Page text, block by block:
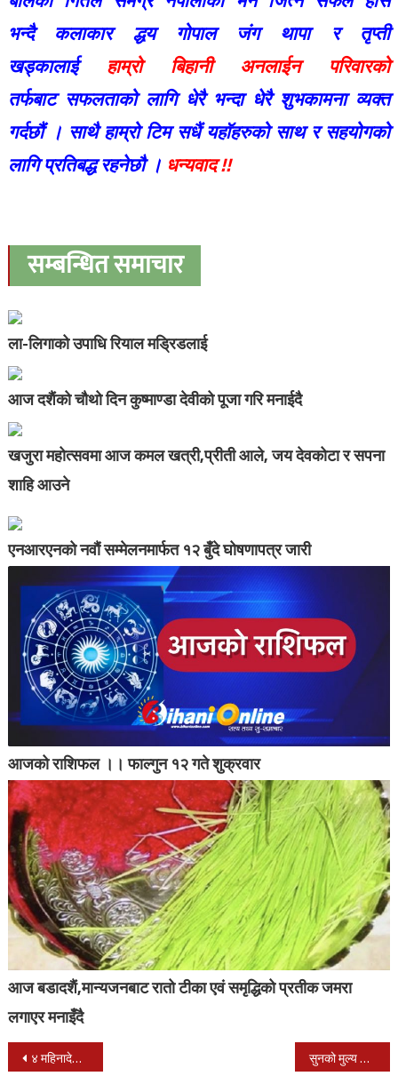
भन्दै कलाकार द्धय गोपाल जंग थापा र तृप्ती
खड्कालाई हाम्रो बिहानी अनलाईन परिवारको
तर्फबाट सफलताको लागि धेरै भन्दा धेरै शुभकामना व्यक्त
गर्दछौं । साथै हाम्रो टिम सधैं यहाॅहरुको साथ र सहयोगको
लागि प्रतिबद्ध रहनेछौ । धन्यवाद !!
सम्बन्धित समाचार
ला-लिगाको उपाधि रियाल मड्रिडलाई
आज दशैंको चौथो दिन कुष्माण्डा देवीको पूजा गरि मनाईदै
खजुरा महोत्सवमा आज कमल खत्री,प्रीती आले, जय देवकोटा र सपना
शाहि आउने
एनआरएनको नवौं सम्मेलनमार्फत १२ बुँदे घोषणापत्र जारी
आजको राशिफल ।। फाल्गुन १२ गते शुक्रवार
आज बडादशैं,मान्यजनबाट रातो टीका एवं समृद्धिको प्रतीक जमरा
लगाएर मनाइँदै
Post
४ महिनादेखि बन्द देशभरका होटलहरु आजबाट खुले सुनको मुल्य अहिले सम्मकै बढी, तोलाकै एक लाख नजिक